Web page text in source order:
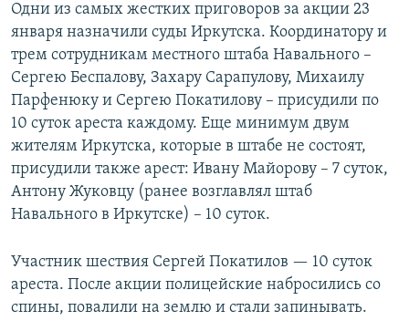
Одни из самых жестких приговоров за акции 23
января назначили суды Иркутска. Координатору и
трем сотрудникам местного штаба Навального –
Сергею Беспалову, Захару Сарапулову, Михаилу
Парфенюку и Сергею Покатилову – присудили по
10 суток ареста каждому. Еще минимум двум
жителям Иркутска, которые в штабе не состоят,
присудили также арест: Ивану Майорову – 7 суток,
Антону Жуковцу (ранее возглавлял штаб
Навального в Иркутске) – 10 суток.
Участник шествия Сергей Покатилов — 10 суток
ареста. После акции полицейские набросились со
спины, повалили на землю и стали запинывать.